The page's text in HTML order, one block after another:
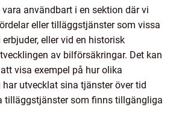
användbart i en sektion där vi
eller tilläggstjänster som vissa
eller vid en historisk
av bilförsäkringar. Det kan
visa exempel på hur olika
utvecklat sina tjänster över tid
tilläggstjänster som finns tillgängliga